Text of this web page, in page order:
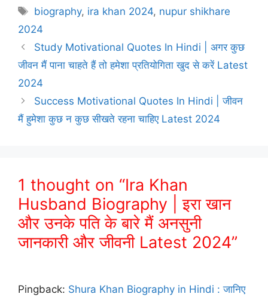
Tags
biography, ira khan 2024, nupur shikhare
2024
Study Motivational Quotes In Hindi | अगर कुछ
जीवन मैं पाना चाहते हैं तो हमेशा प्रतियोगिता खुद से करें Latest
2024
Success Motivational Quotes In Hindi | जीवन
मैं हुमेशा कुछ न कुछ सीखते रहना चाहिए Latest 2024
1 thought on “Ira Khan
Husband Biography | इरा खान
और उनके पति के बारे मैं अनसुनी
जानकारी और जीवनी Latest 2024”
Pingback: Shura Khan Biography in Hindi : जानिए